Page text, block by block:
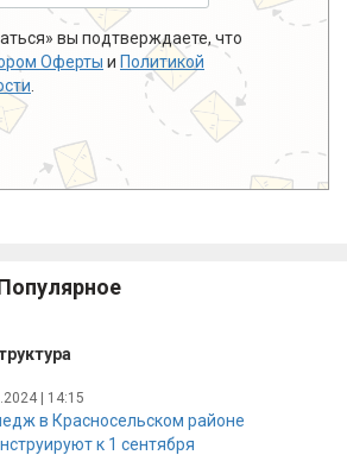
вы подтверждаете, что
Оферты и Политикой
| 14:15
в Красносельском районе
к 1 сентября